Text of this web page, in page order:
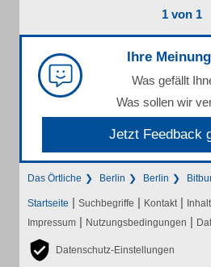
1 von 1
Ihre
Was gefällt
Was sollen wir
Jetzt Feedback
Das Örtliche Berlin Berlin
Startseite | Suchbegriffe | Kontakt |
Impressum | Nutzungsbedingungen |
Datenschutz-Einstellungen